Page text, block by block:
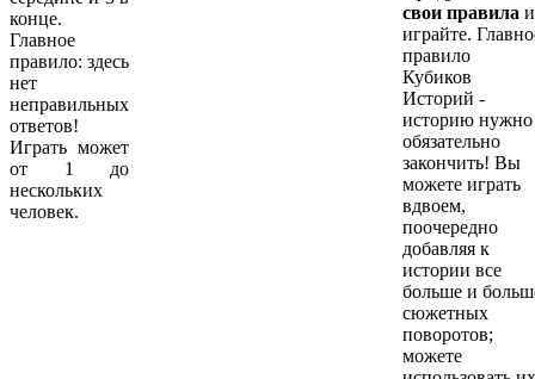
конце.
Главное
правило: здесь
нет
неправильных
ответов!
Играть может
от 1 до
нескольких
человек.
свои правила и
играйте.
правило
Кубиков
Историй -
историю нужно
обязательно
закончить! Вы
можете играть
вдвоем,
поочередно
добавляя к
истории все
больше и
сюжетных
поворотов;
можете